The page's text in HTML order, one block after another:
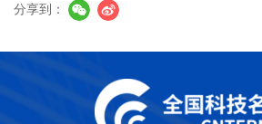
分享到：